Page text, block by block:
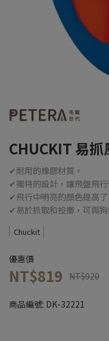
CHUCKIT 易
✔耐用的橡膠材質。
✔獨特的設計，讓飛盤飛行
✔飛行中明亮的顏色提高
✔易於抓取和投擲，可與
Chuckit
優惠價
NT$819 NT$920
商品編號: DK-32221